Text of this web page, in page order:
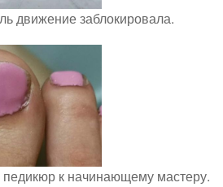
движение заблокировала.
к начинающему мастеру.